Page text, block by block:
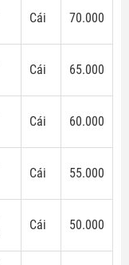
Cái 70.000
Cái 65.000
Cái 60.000
Cái 55.000
Cái 50.000